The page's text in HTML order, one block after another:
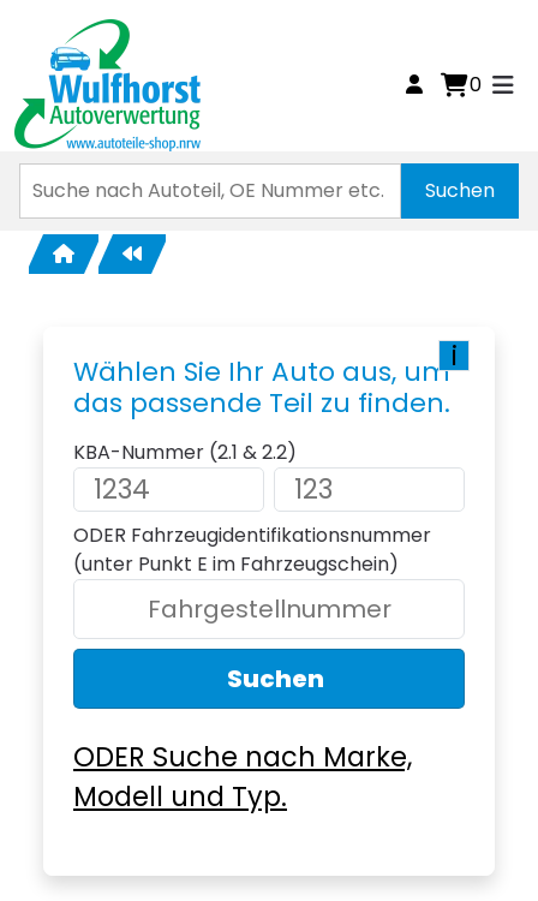
0
i
Wählen Sie Ihr Auto aus, um
das passende Teil zu finden.
KBA-Nummer (2.1 & 2.2)
ODER Fahrzeugidentifikationsnummer
(unter Punkt E im Fahrzeugschein)
Suchen
ODER Suche nach Marke,
Modell und Typ.